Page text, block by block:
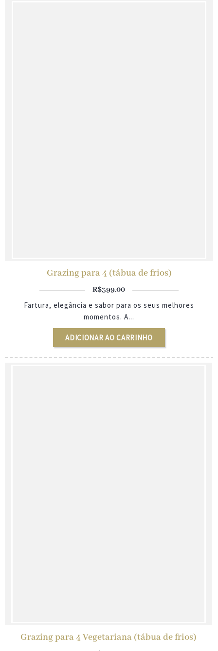
Grazing para 4 (tábua de frios)
R$399.00
Fartura, elegância e sabor para os seus melhores
momentos. A...
ADICIONAR AO CARRINHO
Grazing para 4 Vegetariana (tábua de frios)